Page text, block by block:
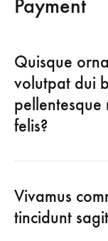
Payment
Quisque
volutpat dui
pellentesque
felis?
Vivamus
tincidunt